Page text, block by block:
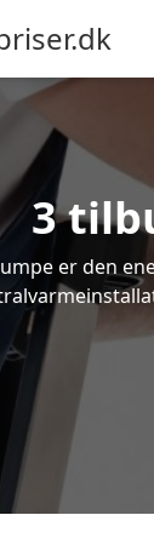
3
er den